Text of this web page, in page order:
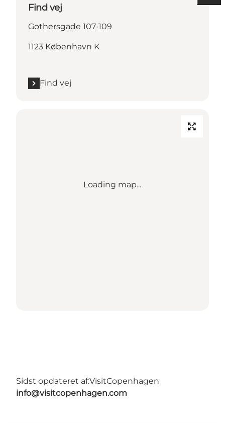
Find vej
Gothersgade 107-109
1123 København K
Find vej
Loading map...
Sidst opdateret af:VisitCopenhagen
info@visitcopenhagen.com